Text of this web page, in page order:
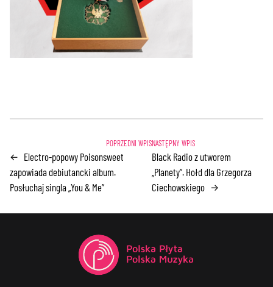
← Electro-popowy Poisonsweet
zapowiada debiutancki album.
Posłuchaj singla „You & Me”
Black Radio z utworem
„Planety”. Hołd dla Grzegorza
Ciechowskiego →